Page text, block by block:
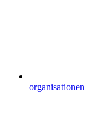
organisationen